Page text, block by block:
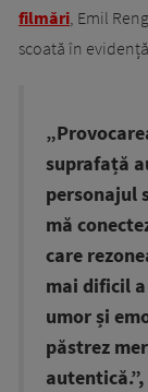
filmări, Emil
scoată în
suprafață
personajul
mă
care
mai dificil
umor și
păstrez